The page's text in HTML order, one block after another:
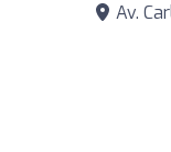
Av.